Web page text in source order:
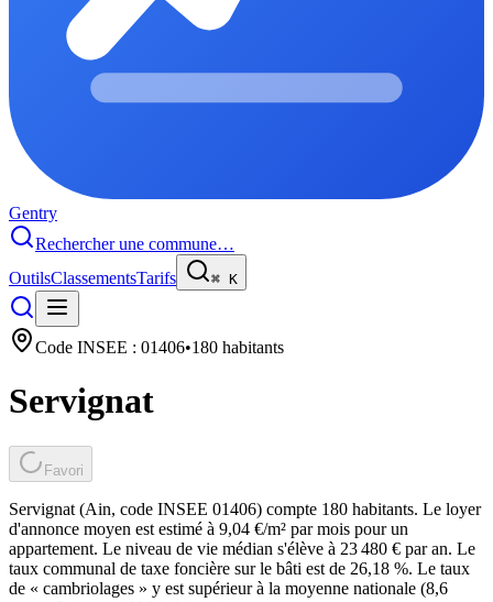
Gentry
Rechercher une commune…
OutilsClassementsTarifs ⌘ K
Code INSEE : 01406•180 habitants
Servignat
Favori
Servignat (Ain, code INSEE 01406) compte 180 habitants. Le loyer
d'annonce moyen est estimé à 9,04 €/m² par mois pour un
appartement. Le niveau de vie médian s'élève à 23 480 € par an. Le
taux communal de taxe foncière sur le bâti est de 26,18 %. Le taux
de « cambriolages » y est supérieur à la moyenne nationale (8,6